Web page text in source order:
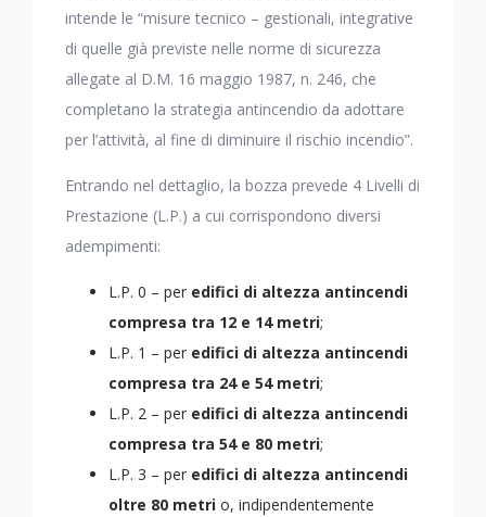
intende le “misure tecnico – gestionali, integrative
di quelle già previste nelle norme di sicurezza
allegate al D.M. 16 maggio 1987, n. 246, che
completano la strategia antincendio da adottare
per l’attività, al fine di diminuire il rischio incendio”.
Entrando nel dettaglio, la bozza prevede 4 Livelli di
Prestazione (L.P.) a cui corrispondono diversi
adempimenti:
L.P. 0 – per edifici di altezza antincendi
compresa tra 12 e 14 metri;
L.P. 1 – per edifici di altezza antincendi
compresa tra 24 e 54 metri;
L.P. 2 – per edifici di altezza antincendi
compresa tra 54 e 80 metri;
L.P. 3 – per edifici di altezza antincendi
oltre 80 metri o, indipendentemente